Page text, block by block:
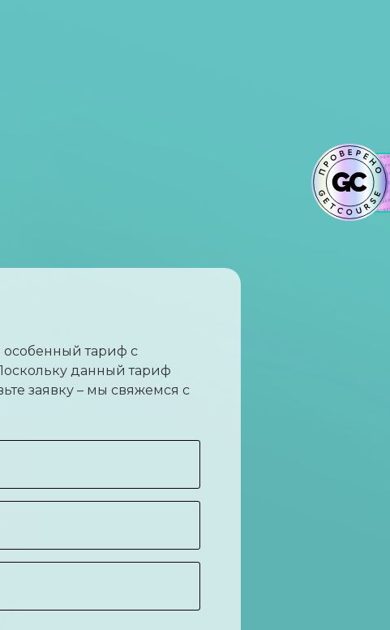
особенный тариф с
данный тариф
заявку – мы свяжемся с